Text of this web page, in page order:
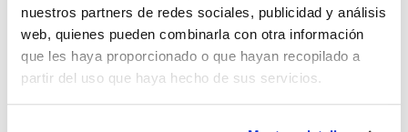
nuestros partners de redes sociales, publicidad y análisis
web, quienes pueden combinarla con otra información
que les haya proporcionado o que hayan recopilado a
partir del uso que haya hecho de sus servicios.
Referencia
SB43001000
x1ml
Comprar
Disponibilidad
Ver stock